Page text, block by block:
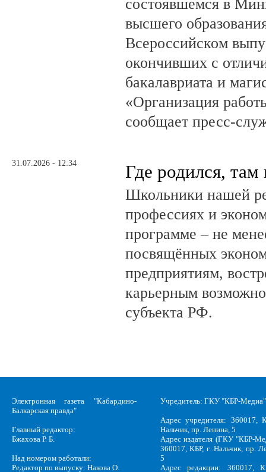
состоявшемся в
высшего
Всероссийском
окончивших с
бакалавриата и
«Организация
сообщает пресс-
31.07.2026 - 12:34 Где родился, там
Школьники нашей
профессиях и
программе – не
посвящённых
предприятиям,
карьерным
субъекта РФ.
Электронная газета "Кабардино-
Балкарская правда"
Главный редактор:
Бжахова Р. Б.
Над номером работали:
Редактор по выпуску: Накова О.
Учредитель: ГКУ "КБР-Медиа"
Адрес учредителя: 360017,
Нальчик, пр. Ленина, 5
Адрес издателя (ГКУ "КБР-
360017, КБР, г .Нальчик, пр.
5
Адрес редакции: 360017,